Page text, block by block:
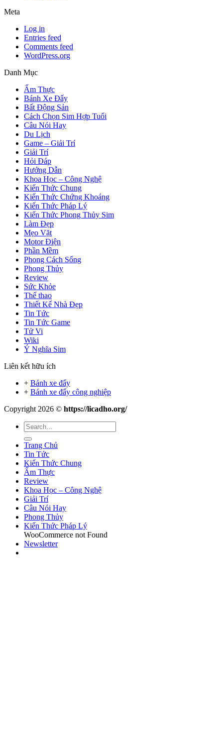
Meta
Log in
Entries feed
Comments feed
WordPress.org
Danh Mục
Ẩm Thực
Bánh Xe Đẩy
Bất Động Sản
Cách Chọn Sim Hợp Tuổi
Câu Nói Hay
Du Lịch
Game – Giải Trí
Giải Trí
Hỏi Đáp
Hướng Dẫn
Khoa Học – Công Nghệ
Kiến Thức Chung
Kiến Thức Chứng Khoáng
Kiến Thức Pháp Lý
Kiến Thức Phong Thủy Sim
Làm Đẹp
Mẹo Vặt
Motor Điện
Phần Mềm
Phong Cách Sống
Phong Thủy
Review
Sức Khỏe
Thể thao
Thiết Kế Nhà Đẹp
Tin Tức
Tin Tức Game
Tử Vi
Wiki
Ý Nghĩa Sim
Liên kết hữu ích
+ Bánh xe đẩy
+ Bánh xe đẩy công nghiệp
Copyright 2026 © https://licadho.org/
Trang Chủ
Tin Tức
Kiến Thức Chung
Ẩm Thực
Review
Khoa Học – Công Nghệ
Giải Trí
Câu Nói Hay
Phong Thủy
Kiến Thức Pháp Lý
WooCommerce not Found
Newsletter